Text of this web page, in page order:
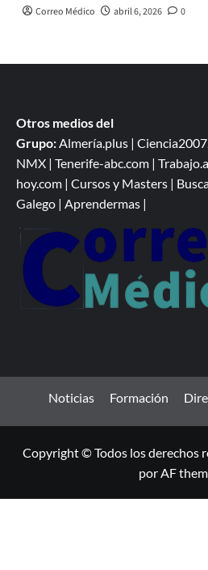
Correo Médico abril 6, 2026 0
Otros medios del
Grupo:Almería.plus |
NMX | Tenerife-abc.com |
hoy.com | Cursos y Masters |
Galego | Aprendermas |
Noticias Formación
Copyright © Todos los derechos
por AF